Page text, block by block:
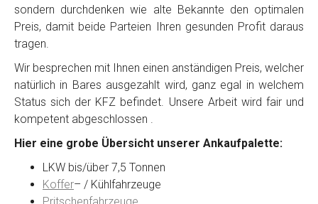
sondern durchdenken wie alte Bekannte den optimalen
Preis, damit beide Parteien Ihren gesunden Profit daraus
tragen.
Wir besprechen mit Ihnen einen anständigen Preis, welcher
natürlich in Bares ausgezahlt wird, ganz egal in welchem
Status sich der KFZ befindet. Unsere Arbeit wird fair und
kompetent abgeschlossen .
Hier eine grobe Übersicht unserer Ankaufpalette:
LKW bis/über 7,5 Tonnen
Koffer– / Kühlfahrzeuge